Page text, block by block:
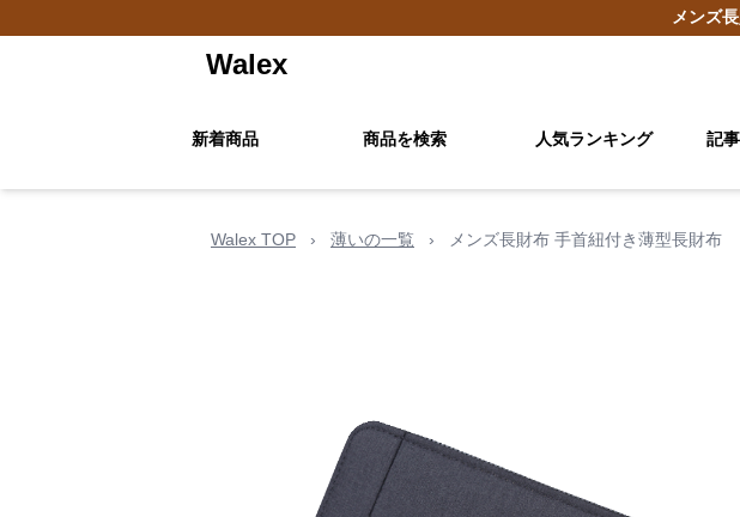
メンズ
Walex
新着商品 商品を検索 人気ランキング 記
Walex TOP › 薄いの一覧 › メンズ長財布 手首紐付き薄型長財布